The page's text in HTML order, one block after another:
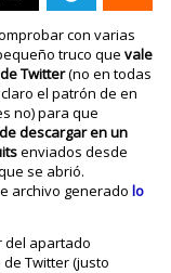
con varias
truco que vale
Twitter(no en todas
el patrón de en
no) para que
descargar en un
enviados desde
se abrió.
archivo generado lo
del apartado
Twitter (justo